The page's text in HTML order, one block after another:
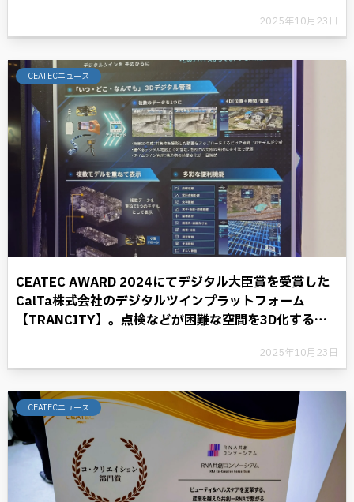
2025年10月23日
CEATECニュース
CEATEC AWARD 2024にてデジタル大臣賞を受賞した
CalTa株式会社のデジタルツインプラットフォーム
【TRANCITY】。点検などが困難な空間を3D化するこ
2025年10月23日
CEATECニュース